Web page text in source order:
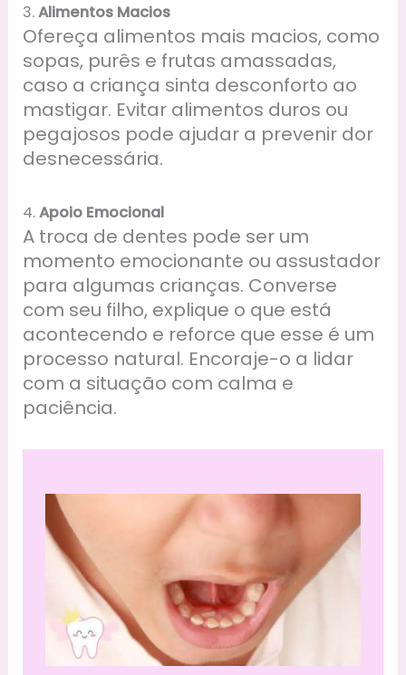
3.Alimentos Macios
Ofereça alimentos mais macios, como
sopas, purês e frutas amassadas,
caso a criança sinta desconforto ao
mastigar. Evitar alimentos duros ou
pegajosos pode ajudar a prevenir dor
desnecessária.
4.Apoio Emocional
A troca de dentes pode ser um
momento emocionante ou assustador
para algumas crianças. Converse
com seu filho, explique o que está
acontecendo e reforce que esse é um
processo natural. Encoraje-o a lidar
com a situação com calma e
paciência.